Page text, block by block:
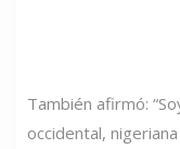
También afirmó:
occidental,